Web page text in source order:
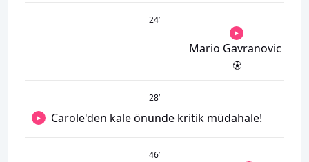
24’
Mario Gavranovic
28’
Carole'den kale önünde kritik müdahale!
46’